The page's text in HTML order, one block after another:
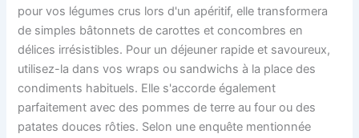
pour vos légumes crus lors d'un apéritif, elle transformera
de simples bâtonnets de carottes et concombres en
délices irrésistibles. Pour un déjeuner rapide et savoureux,
utilisez-la dans vos wraps ou sandwichs à la place des
condiments habituels. Elle s'accorde également
parfaitement avec des pommes de terre au four ou des
patates douces rôties. Selon une enquête mentionnée